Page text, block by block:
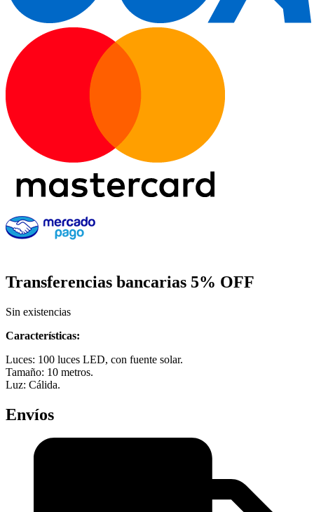
Transferencias bancarias 5% OFF
Sin existencias
Características:
Luces: 100 luces LED, con fuente solar.
Tamaño: 10 metros.
Luz: Cálida.
Envíos